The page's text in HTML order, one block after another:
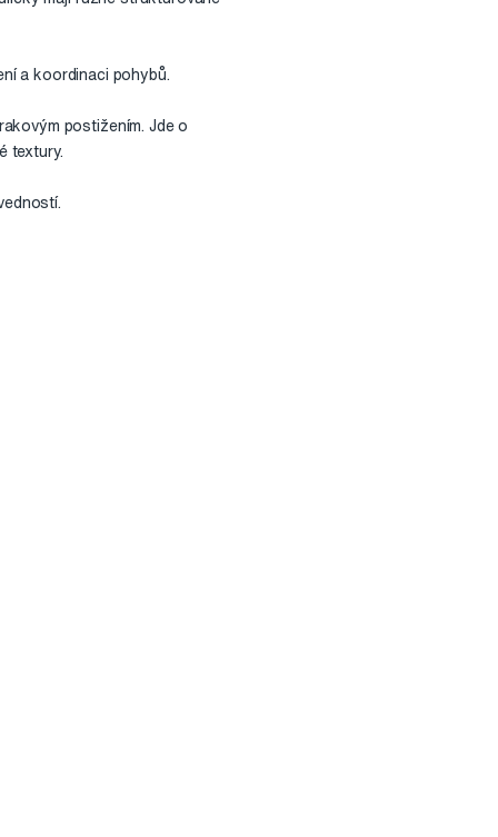
a koordinaci pohybů.
postižením. Jde o
textury.